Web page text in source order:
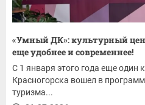
«Умный ДК»: культурный
еще удобнее и современнее!
С 1 января этого года еще один
Красногорска вошел в
туризма...